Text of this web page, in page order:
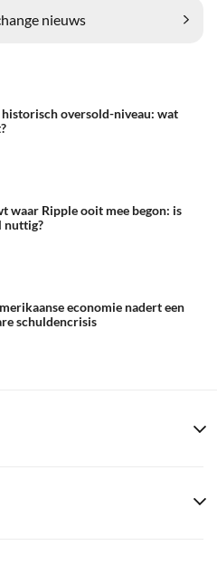
nieuws
oversold-niveau: wat
waar Ripple ooit mee begon: is
nuttig?
economie nadert een
schuldencrisis